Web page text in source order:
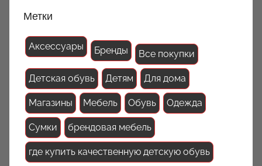
Метки
Аксессуары Бренды Все покупки
Детская обувь Детям Для дома
Магазины Мебель Обувь Одежда
Сумки брендовая мебель
где купить качественную детскую обувь